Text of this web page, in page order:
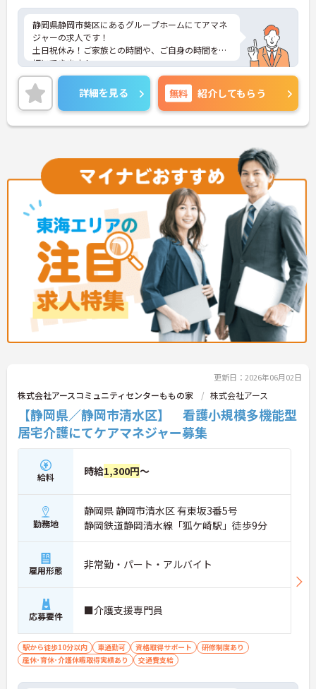
静岡県静岡市葵区にあるグループホームにてアマネ
ジャーの求人です！
土日祝休み！ご家族との時間や、ご自身の時間を大
切にできます！
休みの計画も立てやすくオススメです！
ご興味をお持ちの方はお気軽にお問合せ下さい
詳細を見る 無料 紹介してもらう
更新日：2026年06月02日
株式会社アースコミュニティセンターももの家 株式会社アース
【静岡県／静岡市清水区】 看護小規模多機能型
居宅介護にてケアマネジャー募集
給料 時給1,300円～
勤務地
静岡県 静岡市清水区 有東坂3番5号
静岡鉄道静岡清水線「狐ケ崎駅」徒歩9分
雇用形態 非常勤・パート・アルバイト
応募要件 ■介護支援専門員
駅から徒歩10分以内 車通勤可 資格取得サポート
研修制度あり
産休･育休･介護休暇取得実績あり
交通費支給